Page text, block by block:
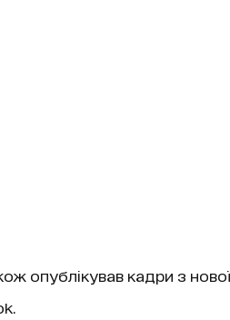
опублікував кадри з